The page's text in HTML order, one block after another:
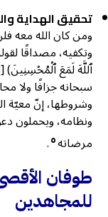
تحقيق الهداية
ومن كان الله معه
وتكفيه، مصداقًا
سبحانه جزافًا ولا
وشروطها، إنّ معيّة
ونظامه، ويحملون
مرضاته٥.
طوفان
للمجاهدين